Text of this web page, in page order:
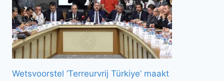
Wetsvoorstel ‘Terreurvrij Türkiye’ maakt